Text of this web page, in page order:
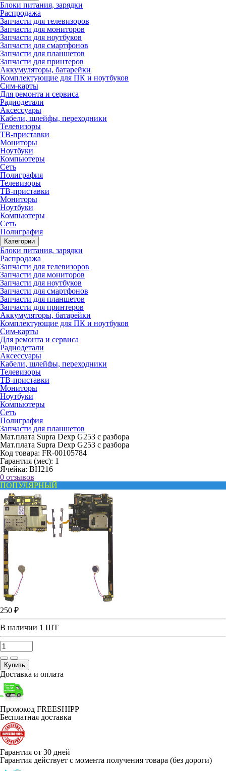
Блоки питания, зарядки
Распродажа
Запчасти для телевизоров
Запчасти для мониторов
Запчасти для ноутбуков
Запчасти для смартфонов
Запчасти для планшетов
Запчасти для принтеров
Аккумуляторы, батарейки
Комплектующие для ПК и ноутбуков
Сим-карты
Для ремонта и сервиса
Радиодетали
Аксессуары
Кабели, шлейфы, переходники
Телевизоры
ТВ-приставки
Мониторы
Ноутбуки
Компьютеры
Сеть
Полиграфия
Телевизоры
ТВ-приставки
Мониторы
Ноутбуки
Компьютеры
Сеть
Полиграфия
Категории
Блоки питания, зарядки
Распродажа
Запчасти для телевизоров
Запчасти для мониторов
Запчасти для ноутбуков
Запчасти для смартфонов
Запчасти для планшетов
Запчасти для принтеров
Аккумуляторы, батарейки
Комплектующие для ПК и ноутбуков
Сим-карты
Для ремонта и сервиса
Радиодетали
Аксессуары
Кабели, шлейфы, переходники
Телевизоры
ТВ-приставки
Мониторы
Ноутбуки
Компьютеры
Сеть
Полиграфия
Запчасти для планшетов
Мат.плата Supra Dexp G253 с разбора
Мат.плата Supra Dexp G253 с разбора
Код товара: FR-00105784
Гарантия (мес): 1
Ячейка: BH216
0 отзывов
ПОПУЛЯРНЫЙ
250 ₽
В наличии 1 ШТ
Купить
Доставка и оплата
Промокод FREESHIPP
Бесплатная доставка
Гарантия от 30 дней
Гарантия действует с момента получения товара (без дороги)